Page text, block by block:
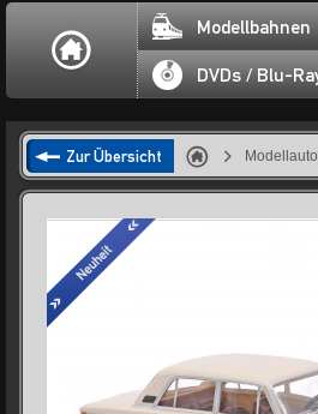
Modellbahnen
DVDs / Blu-
Zur Übersicht